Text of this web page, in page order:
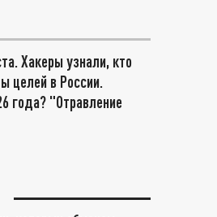
Хакеры узнали, кто
целей в России.
года? "Отравление